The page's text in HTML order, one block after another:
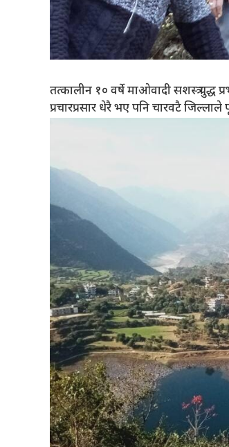
तत्कालीन १० वर्षे माओवादी सशस्त्र युद्ध
प्रचारप्रसार धेरै भए पनि चारवटै